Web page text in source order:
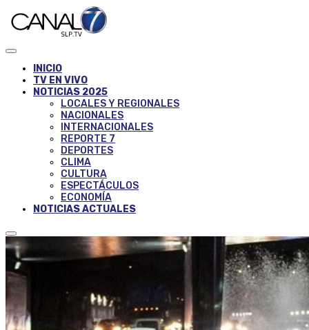
INICIO
TV EN VIVO
NOTICIAS 2025
LOCALES Y REGIONALES
NACIONALES
INTERNACIONALES
REPORTE 7
DEPORTES
CLIMA
CULTURA
ESPECTÁCULOS
ECONOMÍA
NOTICIAS ACTUALES